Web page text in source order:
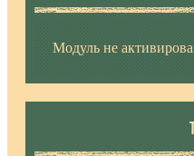
Модуль не